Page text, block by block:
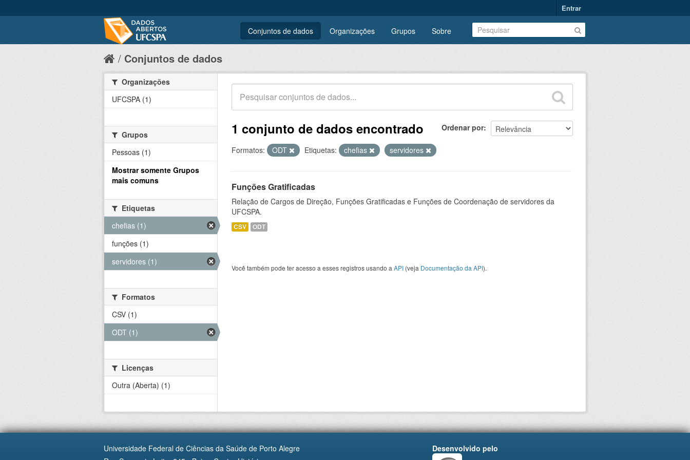
Entrar
Conjuntos de dados Organizações Grupos Sobre
Conjuntos de dados
Ordenar por
1 conjunto de dados encontrado
Formatos: ODT Etiquetas: chefias servidores
Funções Gratificadas
Relação de Cargos de Direção, Funções Gratificadas e Funções de Coordenação de servidores da
UFCSPA.
CSV ODT
Você também pode ter acesso a esses registros usando a API (veja Documentação da API).
Organizações
UFCSPA (1)
Grupos
Pessoas (1)
Mostrar somente Grupos
mais comuns
Etiquetas
chefias (1)
funções (1)
servidores (1)
Formatos
CSV (1)
ODT (1)
Licenças
Outra (Aberta) (1)
Universidade Federal de Ciências da Saúde de Porto Alegre
Desenvolvido pelo